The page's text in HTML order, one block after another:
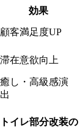
効果
顧客満足度UP
滞在意欲向上
癒し・高級感演
出
イレ部分改装の